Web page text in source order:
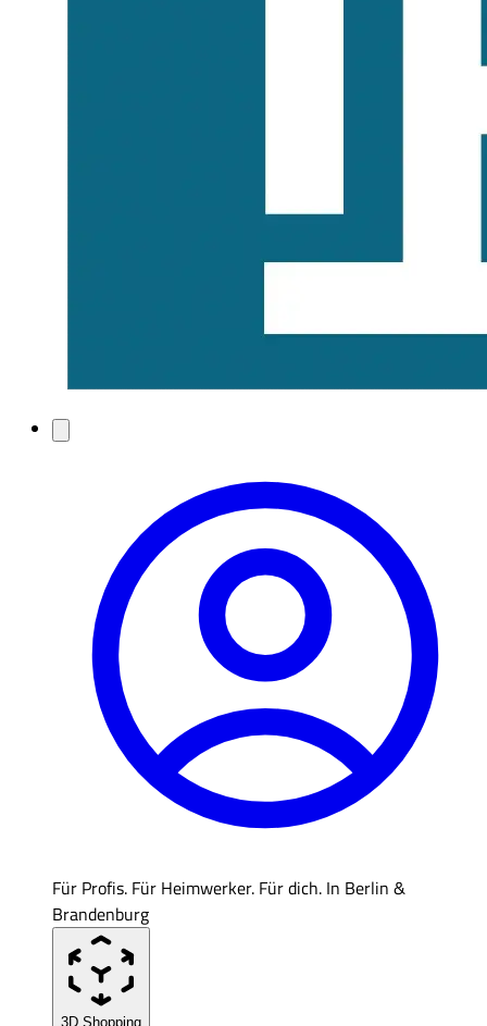
Für Profis. Für Heimwerker. Für dich. In Berlin &
Brandenburg
3D Shopping